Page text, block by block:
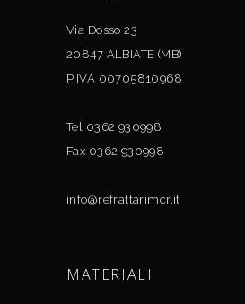
Via Dosso 23
20847 ALBIATE (MB)
P.IVA 00705810968
Tel 0362 930998
Fax 0362 930998
info@refrattarimcr.it
MATERIALI